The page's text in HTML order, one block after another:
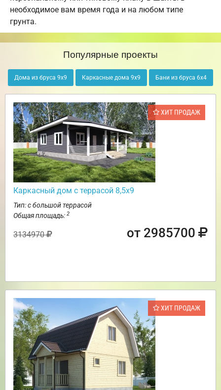
необходимое вам время года и на любом типе
грунта.
Популярные проекты
Дома из бруса 9х9 Каркасные дома 9х9 Бани из бруса 6х4
ХИТ ПРОДАЖ
Каркасный дом с террасой 8,5х9
Тип: с большой террасой
Общая площадь: 2
3134970 от 2985700
ХИТ ПРОДАЖ